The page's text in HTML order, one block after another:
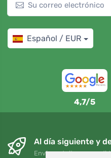
Español / EUR
4,7/5
Al día siguiente y
Envío gratuito para